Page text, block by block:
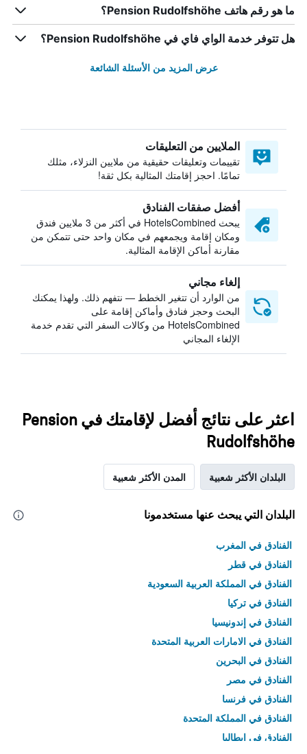
ما هو رقم هاتف Pension Rudolfshöhe؟
هل تتوفر خدمة الواي فاي في Pension Rudolfshöhe؟
عرض المزيد من الأسئلة الشائعة
الملايين من التعليقات
تقييمات وتعليقات حقيقية من ملايين النزلاء، مثلك
تمامًا. احجز إقامتك المثالية بكل ثقة!
أفضل صفقات الفنادق
يبحث HotelsCombined في أكثر من 3 ملايين فندق
ومكان إقامة ويجمعهم في مكان واحد حتى تتمكن من
مقارنة أماكن الإقامة المثالية.
إلغاء مجاني
من الوارد أن تتغير الخطط — نتفهم ذلك. ولهذا يمكنك
البحث وحجز فنادق وأماكن إقامة على
HotelsCombined من وكالات السفر التي تقدم خدمة
الإلغاء المجاني
اعثر على نتائج أفضل لإقامتك في Pension
Rudolfshöhe
البلدان الأكثر شعبية المدن الأكثر شعبية
البلدان التي يبحث عنها مستخدمونا
الفنادق في المغرب
الفنادق في قطر
الفنادق في المملكة العربية السعودية
الفنادق في تركيا
الفنادق في إندونيسيا
الفنادق في الامارات العربية المتحدة
الفنادق في البحرين
الفنادق في مصر
الفنادق في فرنسا
الفنادق في المملكة المتحدة
الفنادق في إيطاليا